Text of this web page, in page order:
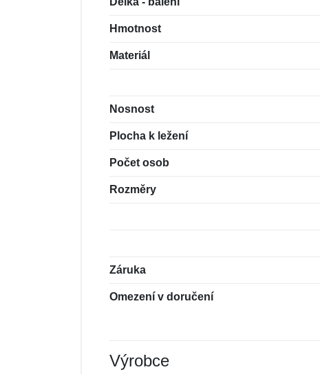
Hmotnost
Materiál
Nosnost
Plocha k ležení
Počet osob
Rozměry
Záruka
Omezení v doručení
Výrobce